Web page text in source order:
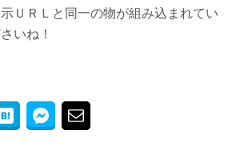
ＵＲＬと同一の物が組み込まれてい
いね！